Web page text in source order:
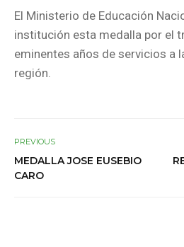
El Ministerio de Educación
institución esta medalla por el
eminentes años de servicios a
región.
PREVIOUS
MEDALLA JOSE EUSEBIO
CARO